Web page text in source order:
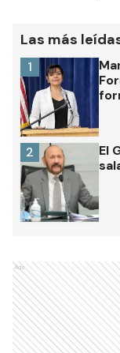
Las más
1
El
2
Ads